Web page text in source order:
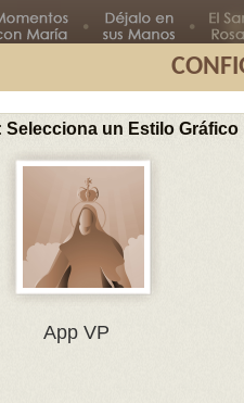
Selecciona un Estilo Gráfico
App VP
Misterio